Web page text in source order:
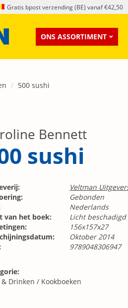
Gratis bpost verzending (BE) vanaf €42,50
ONS ASSORTIMENT
500 sushi
Bennett
sushi
Veltman
Gebonden
Nederlands
van het boek:
Licht beschadigd
156x157x27
Oktober 2014
9789048306947
& Drinken / Kookboeken